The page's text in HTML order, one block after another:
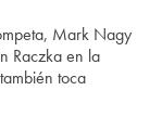
Mark Nagy
Raczkaen la
toca